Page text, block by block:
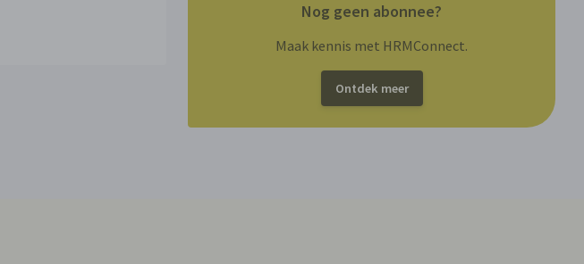
Nog geen abonnee?
Maak kennis met HRMConnect.
Ontdek meer